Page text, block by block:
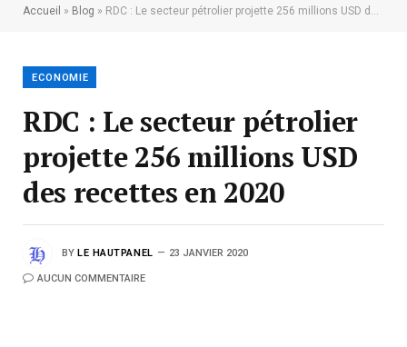
Accueil » Blog » RDC : Le secteur pétrolier projette 256 millions USD des recettes en 2020
ECONOMIE
RDC : Le secteur pétrolier
projette 256 millions USD
des recettes en 2020
BY LE HAUTPANEL 23 JANVIER 2020
AUCUN COMMENTAIRE